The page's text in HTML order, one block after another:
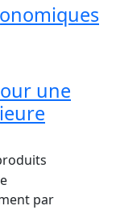
une
par